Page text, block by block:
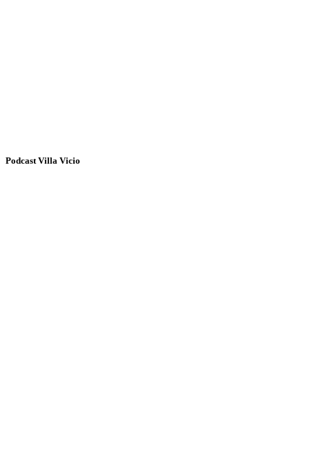
Podcast Villa Vicio